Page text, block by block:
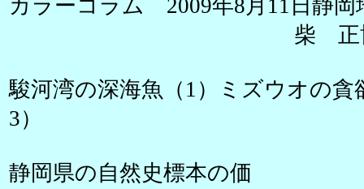
カラーコラム 2009年8月11日静岡
柴 正
駿河湾の深海魚（1）ミズウオの貪
3） 久保
静岡県の自然史標本の価